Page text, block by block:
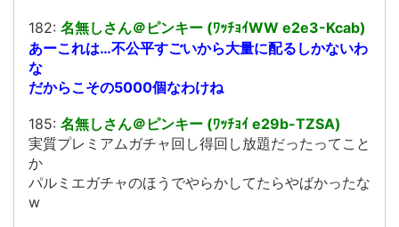
182: 名無しさん＠ピンキー (ﾜｯﾁｮｲWW e2e3-Kcab)
あーこれは…不公平すごいから大量に配るしかないわ
な
だからこその5000個なわけね
185: 名無しさん＠ピンキー (ﾜｯﾁｮｲ e29b-TZSA)
実質プレミアムガチャ回し得回し放題だったってこと
か
パルミエガチャのほうでやらかしてたらやばかったな
w